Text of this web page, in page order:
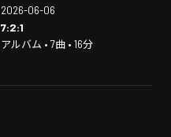
2026-06-06
7:2:1
アルバム • 7曲 • 16分